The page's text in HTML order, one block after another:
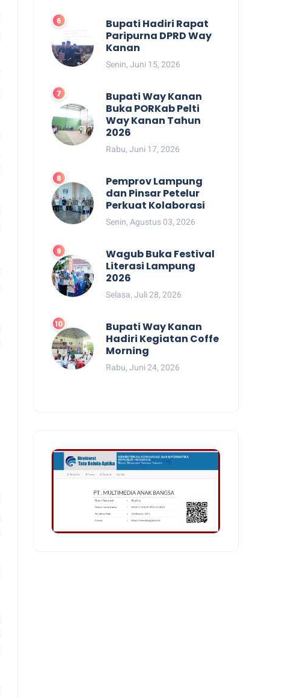
Bupati Hadiri Rapat
Paripurna DPRD Way
Kanan
Senin, Juni 15, 2026
Bupati Way Kanan
Buka PORKab Pelti
Way Kanan Tahun
2026
Rabu, Juni 17, 2026
Pemprov Lampung
dan Pinsar Petelur
Perkuat Kolaborasi
Senin, Agustus 03, 2026
Wagub Buka Festival
Literasi Lampung
2026
Selasa, Juli 28, 2026
Bupati Way Kanan
Hadiri Kegiatan Coffe
Morning
Rabu, Juni 24, 2026